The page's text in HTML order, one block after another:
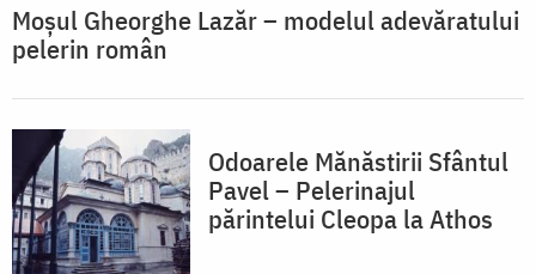
Moșul Gheorghe Lazăr – modelul adevăratului
pelerin român
Odoarele Mănăstirii Sfântul
Pavel – Pelerinajul
părintelui Cleopa la Athos